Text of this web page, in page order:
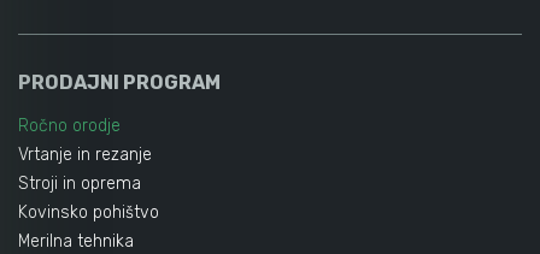
PRODAJNI PROGRAM
Ročno orodje
Vrtanje in rezanje
Stroji in oprema
Kovinsko pohištvo
Merilna tehnika